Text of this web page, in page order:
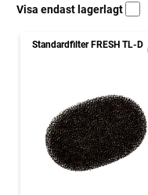
Visa endast lagerlagt
Standardfilter FRESH TL-D